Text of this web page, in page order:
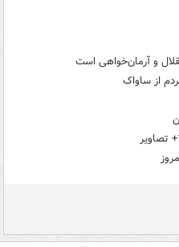
و آرمان‌خواهی است
از ساواک